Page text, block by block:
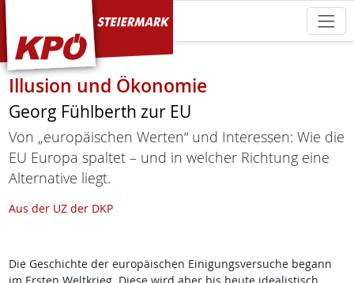
KPÖ Steiermark
Illusion und Ökonomie
Georg Fühlberth zur EU
Von „europäischen Werten“ und Interessen: Wie die
EU Europa spaltet – und in welcher Richtung eine
Alternative liegt.
Aus der UZ der DKP
Die Geschichte der europäischen Einigungsversuche begann